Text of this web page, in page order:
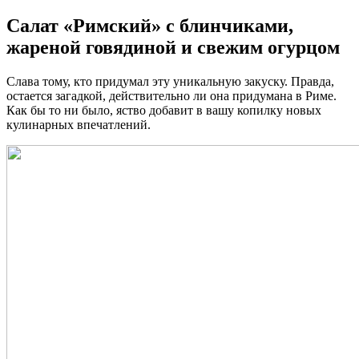
Салат «Римский» с блинчиками,
жареной говядиной и свежим огурцом
Слава тому, кто придумал эту уникальную закуску. Правда,
остается загадкой, действительно ли она придумана в Риме.
Как бы то ни было, яство добавит в вашу копилку новых
кулинарных впечатлений.